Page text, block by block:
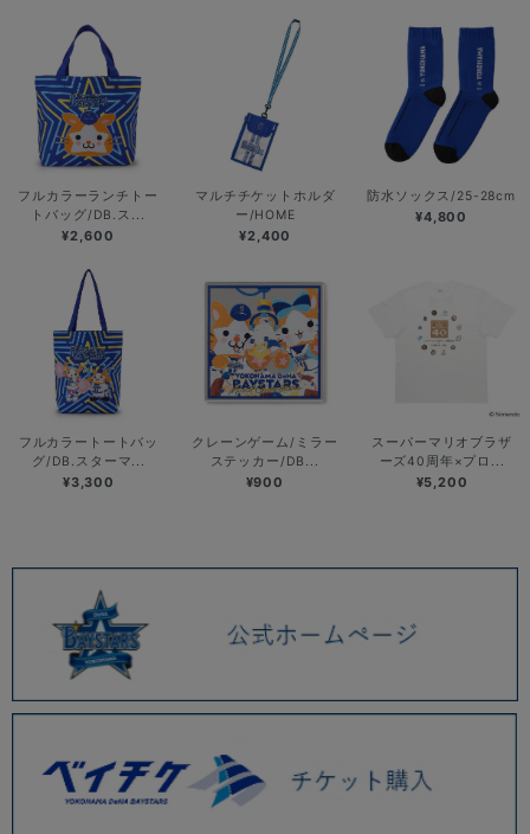
フルカラーランチトー
トバッグ/DB.ス...
¥2,600
マルチチケットホルダ
ー/HOME
¥2,400
防水ソックス/25-28cm
¥4,800
フルカラートートバッ
グ/DB.スターマ...
¥3,300
クレーンゲーム/ミラー
ステッカー/DB...
¥900
スーパーマリオブラザ
ーズ40周年×プロ...
¥5,200